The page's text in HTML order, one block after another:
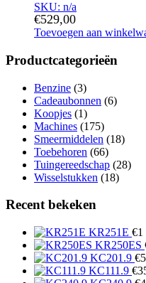
SKU: n/a
€529,00
Toevoegen aan
Productcategorieën
Benzine (3)
Cadeaubonnen (6)
Koopjes (1)
Machines (175)
Smeermiddelen (18)
Toebehoren (66)
Tuingereedschap (28)
Wisselstukken (18)
Recent bekeken
KR251E €1
KR250ES
KC201.9 €
KC111.9 €